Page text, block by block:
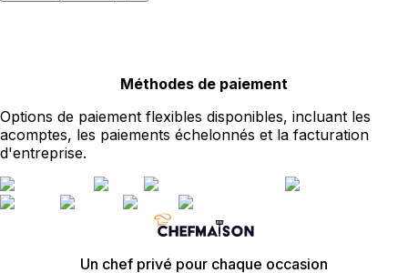
Méthodes de paiement
Options de paiement flexibles disponibles, incluant les
acomptes, les paiements échelonnés et la facturation
d'entreprise.
Un chef privé pour chaque occasion